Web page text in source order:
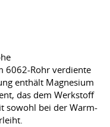
6062-Rohr verdiente
enthält Magnesium
das dem Werkstoff
sowohl bei der Warm-